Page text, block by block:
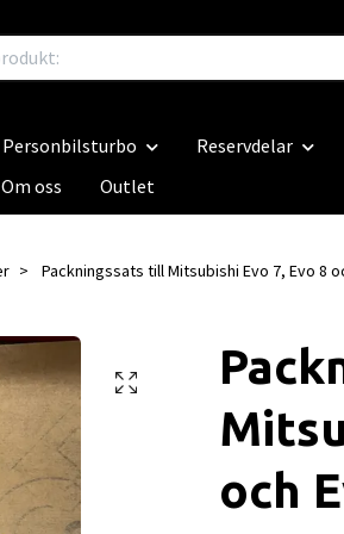
Personbilsturbo
Reservdelar
Om oss
Outlet
Packningssats till Mitsubishi Evo 7, Evo 8
och